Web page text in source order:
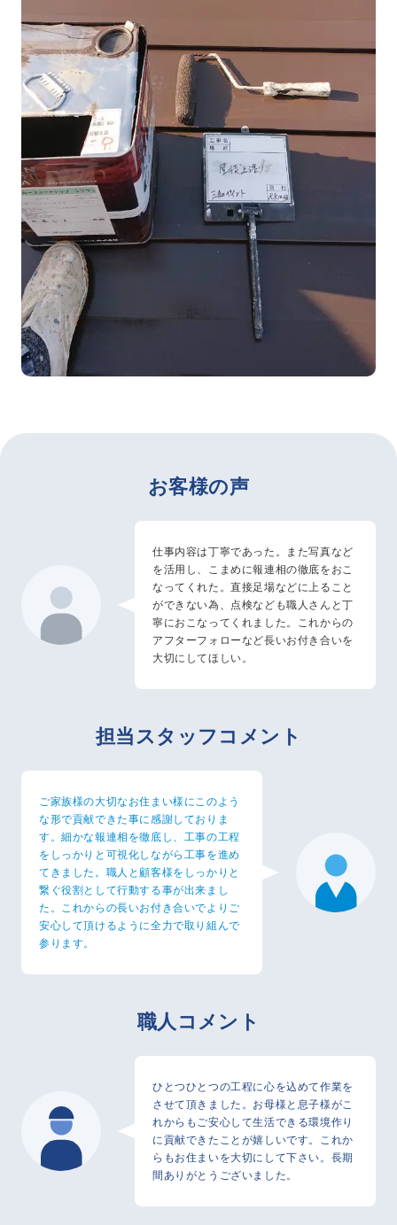
お客様の声
仕事内容は丁寧であった。また写真など
を活用し、こまめに報連相の徹底をおこ
なってくれた。直接足場などに上ること
ができない為、点検なども職人さんと丁
寧におこなってくれました。これからの
アフターフォローなど長いお付き合いを
大切にしてほしい。
担当スタッフコメント
ご家族様の大切なお住まい様にこのよう
な形で貢献できた事に感謝しておりま
す。細かな報連相を徹底し、工事の工程
をしっかりと可視化しながら工事を進め
てきました。職人と顧客様をしっかりと
繋ぐ役割として行動する事が出来まし
た。これからの長いお付き合いでよりご
安心して頂けるように全力で取り組んで
参ります。
職人コメント
ひとつひとつの工程に心を込めて作業を
させて頂きました。お母様と息子様がこ
れからもご安心して生活できる環境作り
に貢献できたことが嬉しいです。これか
らもお住まいを大切にして下さい。長期
間ありがとうございました。